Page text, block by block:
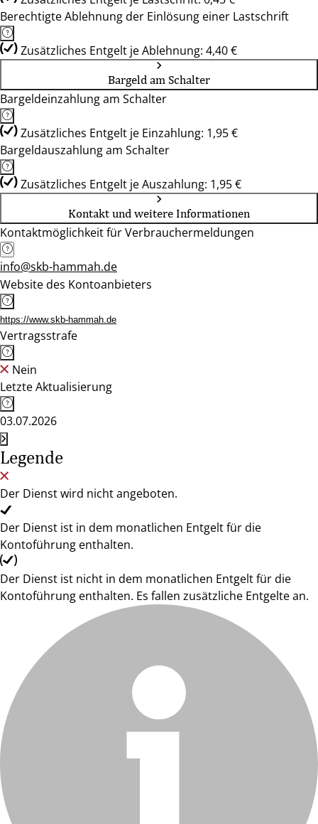
Berechtigte Ablehnung der Einlösung einer Lastschrift
Zusätzliches Entgelt je Ablehnung: 4,40 €
Bargeld am Schalter
Bargeldeinzahlung am Schalter
Zusätzliches Entgelt je Einzahlung: 1,95 €
Bargeldauszahlung am Schalter
Zusätzliches Entgelt je Auszahlung: 1,95 €
Kontakt und weitere Informationen
Kontaktmöglichkeit für Verbrauchermeldungen
info@skb-hammah.de
Website des Kontoanbieters
https://www.skb-hammah.de
Vertragsstrafe
Nein
Letzte Aktualisierung
03.07.2026
Legende
Der Dienst wird nicht angeboten.
Der Dienst ist in dem monatlichen Entgelt für die
Kontoführung enthalten.
Der Dienst ist nicht in dem monatlichen Entgelt für die
Kontoführung enthalten. Es fallen zusätzliche Entgelte an.